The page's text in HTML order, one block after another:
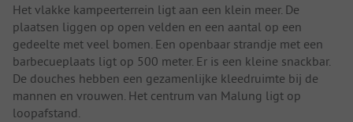
Het vlakke kampeerterrein ligt aan een klein meer. De
plaatsen liggen op open velden en een aantal op een
gedeelte met veel bomen. Een openbaar strandje met een
barbecueplaats ligt op 500 meter. Er is een kleine snackbar.
De douches hebben een gezamenlijke kleedruimte bij de
mannen en vrouwen. Het centrum van Malung ligt op
loopafstand.